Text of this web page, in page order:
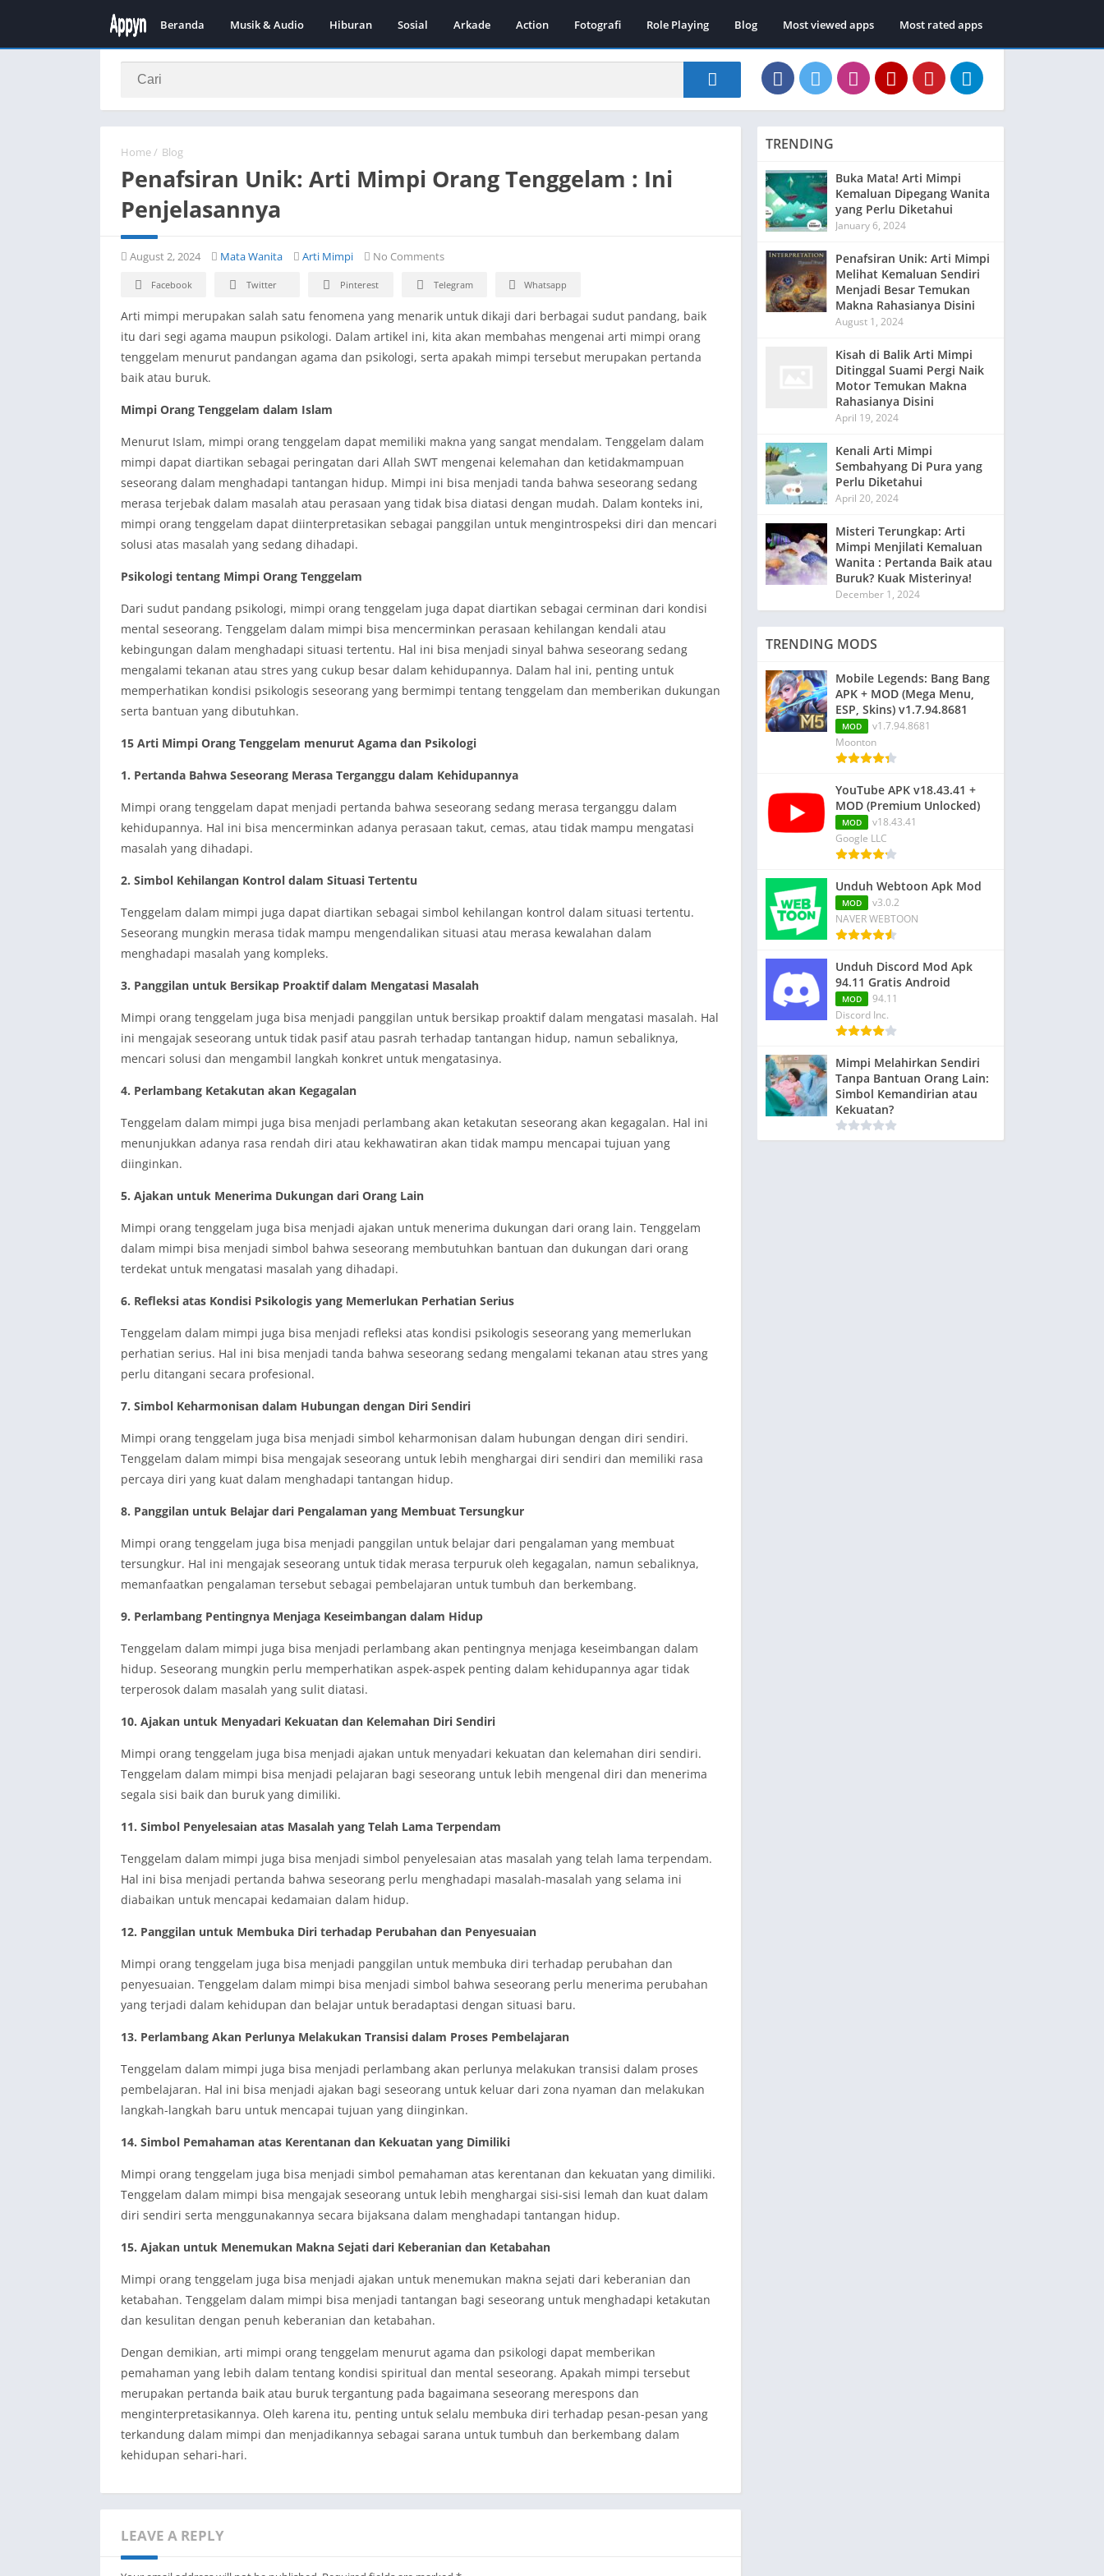
Beranda Musik & Audio Hiburan Sosial Arkade Action Fotografi Role Playing Blog Most viewed apps Most rated apps
Home / Blog
Penafsiran Unik: Arti Mimpi Orang Tenggelam : Ini
Penjelasannya
August 2, 2024 Mata Wanita Arti Mimpi No Comments
Facebook Twitter Pinterest Telegram Whatsapp
Arti mimpi merupakan salah satu fenomena yang menarik untuk dikaji dari berbagai sudut pandang, baik
itu dari segi agama maupun psikologi. Dalam artikel ini, kita akan membahas mengenai arti mimpi orang
tenggelam menurut pandangan agama dan psikologi, serta apakah mimpi tersebut merupakan pertanda
baik atau buruk.
Mimpi Orang Tenggelam dalam Islam
Menurut Islam, mimpi orang tenggelam dapat memiliki makna yang sangat mendalam. Tenggelam dalam
mimpi dapat diartikan sebagai peringatan dari Allah SWT mengenai kelemahan dan ketidakmampuan
seseorang dalam menghadapi tantangan hidup. Mimpi ini bisa menjadi tanda bahwa seseorang sedang
merasa terjebak dalam masalah atau perasaan yang tidak bisa diatasi dengan mudah. Dalam konteks ini,
mimpi orang tenggelam dapat diinterpretasikan sebagai panggilan untuk mengintrospeksi diri dan mencari
solusi atas masalah yang sedang dihadapi.
Psikologi tentang Mimpi Orang Tenggelam
Dari sudut pandang psikologi, mimpi orang tenggelam juga dapat diartikan sebagai cerminan dari kondisi
mental seseorang. Tenggelam dalam mimpi bisa mencerminkan perasaan kehilangan kendali atau
kebingungan dalam menghadapi situasi tertentu. Hal ini bisa menjadi sinyal bahwa seseorang sedang
mengalami tekanan atau stres yang cukup besar dalam kehidupannya. Dalam hal ini, penting untuk
memperhatikan kondisi psikologis seseorang yang bermimpi tentang tenggelam dan memberikan dukungan
serta bantuan yang dibutuhkan.
15 Arti Mimpi Orang Tenggelam menurut Agama dan Psikologi
1. Pertanda Bahwa Seseorang Merasa Terganggu dalam Kehidupannya
Mimpi orang tenggelam dapat menjadi pertanda bahwa seseorang sedang merasa terganggu dalam
kehidupannya. Hal ini bisa mencerminkan adanya perasaan takut, cemas, atau tidak mampu mengatasi
masalah yang dihadapi.
2. Simbol Kehilangan Kontrol dalam Situasi Tertentu
Tenggelam dalam mimpi juga dapat diartikan sebagai simbol kehilangan kontrol dalam situasi tertentu.
Seseorang mungkin merasa tidak mampu mengendalikan situasi atau merasa kewalahan dalam
menghadapi masalah yang kompleks.
3. Panggilan untuk Bersikap Proaktif dalam Mengatasi Masalah
Mimpi orang tenggelam juga bisa menjadi panggilan untuk bersikap proaktif dalam mengatasi masalah. Hal
ini mengajak seseorang untuk tidak pasif atau pasrah terhadap tantangan hidup, namun sebaliknya,
mencari solusi dan mengambil langkah konkret untuk mengatasinya.
4. Perlambang Ketakutan akan Kegagalan
Tenggelam dalam mimpi juga bisa menjadi perlambang akan ketakutan seseorang akan kegagalan. Hal ini
menunjukkan adanya rasa rendah diri atau kekhawatiran akan tidak mampu mencapai tujuan yang
diinginkan.
5. Ajakan untuk Menerima Dukungan dari Orang Lain
Mimpi orang tenggelam juga bisa menjadi ajakan untuk menerima dukungan dari orang lain. Tenggelam
dalam mimpi bisa menjadi simbol bahwa seseorang membutuhkan bantuan dan dukungan dari orang
terdekat untuk mengatasi masalah yang dihadapi.
6. Refleksi atas Kondisi Psikologis yang Memerlukan Perhatian Serius
Tenggelam dalam mimpi juga bisa menjadi refleksi atas kondisi psikologis seseorang yang memerlukan
perhatian serius. Hal ini bisa menjadi tanda bahwa seseorang sedang mengalami tekanan atau stres yang
perlu ditangani secara profesional.
7. Simbol Keharmonisan dalam Hubungan dengan Diri Sendiri
Mimpi orang tenggelam juga bisa menjadi simbol keharmonisan dalam hubungan dengan diri sendiri.
Tenggelam dalam mimpi bisa mengajak seseorang untuk lebih menghargai diri sendiri dan memiliki rasa
percaya diri yang kuat dalam menghadapi tantangan hidup.
8. Panggilan untuk Belajar dari Pengalaman yang Membuat Tersungkur
Mimpi orang tenggelam juga bisa menjadi panggilan untuk belajar dari pengalaman yang membuat
tersungkur. Hal ini mengajak seseorang untuk tidak merasa terpuruk oleh kegagalan, namun sebaliknya,
memanfaatkan pengalaman tersebut sebagai pembelajaran untuk tumbuh dan berkembang.
9. Perlambang Pentingnya Menjaga Keseimbangan dalam Hidup
Tenggelam dalam mimpi juga bisa menjadi perlambang akan pentingnya menjaga keseimbangan dalam
hidup. Seseorang mungkin perlu memperhatikan aspek-aspek penting dalam kehidupannya agar tidak
terperosok dalam masalah yang sulit diatasi.
10. Ajakan untuk Menyadari Kekuatan dan Kelemahan Diri Sendiri
Mimpi orang tenggelam juga bisa menjadi ajakan untuk menyadari kekuatan dan kelemahan diri sendiri.
Tenggelam dalam mimpi bisa menjadi pelajaran bagi seseorang untuk lebih mengenal diri dan menerima
segala sisi baik dan buruk yang dimiliki.
11. Simbol Penyelesaian atas Masalah yang Telah Lama Terpendam
Tenggelam dalam mimpi juga bisa menjadi simbol penyelesaian atas masalah yang telah lama terpendam.
Hal ini bisa menjadi pertanda bahwa seseorang perlu menghadapi masalah-masalah yang selama ini
diabaikan untuk mencapai kedamaian dalam hidup.
12. Panggilan untuk Membuka Diri terhadap Perubahan dan Penyesuaian
Mimpi orang tenggelam juga bisa menjadi panggilan untuk membuka diri terhadap perubahan dan
penyesuaian. Tenggelam dalam mimpi bisa menjadi simbol bahwa seseorang perlu menerima perubahan
yang terjadi dalam kehidupan dan belajar untuk beradaptasi dengan situasi baru.
13. Perlambang Akan Perlunya Melakukan Transisi dalam Proses Pembelajaran
Tenggelam dalam mimpi juga bisa menjadi perlambang akan perlunya melakukan transisi dalam proses
pembelajaran. Hal ini bisa menjadi ajakan bagi seseorang untuk keluar dari zona nyaman dan melakukan
langkah-langkah baru untuk mencapai tujuan yang diinginkan.
14. Simbol Pemahaman atas Kerentanan dan Kekuatan yang Dimiliki
Mimpi orang tenggelam juga bisa menjadi simbol pemahaman atas kerentanan dan kekuatan yang dimiliki.
Tenggelam dalam mimpi bisa mengajak seseorang untuk lebih menghargai sisi-sisi lemah dan kuat dalam
diri sendiri serta menggunakannya secara bijaksana dalam menghadapi tantangan hidup.
15. Ajakan untuk Menemukan Makna Sejati dari Keberanian dan Ketabahan
Mimpi orang tenggelam juga bisa menjadi ajakan untuk menemukan makna sejati dari keberanian dan
ketabahan. Tenggelam dalam mimpi bisa menjadi tantangan bagi seseorang untuk menghadapi ketakutan
dan kesulitan dengan penuh keberanian dan ketabahan.
Dengan demikian, arti mimpi orang tenggelam menurut agama dan psikologi dapat memberikan
pemahaman yang lebih dalam tentang kondisi spiritual dan mental seseorang. Apakah mimpi tersebut
merupakan pertanda baik atau buruk tergantung pada bagaimana seseorang merespons dan
menginterpretasikannya. Oleh karena itu, penting untuk selalu membuka diri terhadap pesan-pesan yang
terkandung dalam mimpi dan menjadikannya sebagai sarana untuk tumbuh dan berkembang dalam
kehidupan sehari-hari.
LEAVE A REPLY
TRENDING
Buka Mata! Arti Mimpi
Kemaluan Dipegang Wanita
yang Perlu Diketahui
January 6, 2024
Penafsiran Unik: Arti Mimpi
Melihat Kemaluan Sendiri
Menjadi Besar Temukan
Makna Rahasianya Disini
August 1, 2024
Kisah di Balik Arti Mimpi
Ditinggal Suami Pergi Naik
Motor Temukan Makna
Rahasianya Disini
April 19, 2024
Kenali Arti Mimpi
Sembahyang Di Pura yang
Perlu Diketahui
April 20, 2024
Misteri Terungkap: Arti
Mimpi Menjilati Kemaluan
Wanita : Pertanda Baik atau
Buruk? Kuak Misterinya!
December 1, 2024
TRENDING MODS
Mobile Legends: Bang Bang
APK + MOD (Mega Menu,
ESP, Skins) v1.7.94.8681
MOD
v1.7.94.8681
Moonton
YouTube APK v18.43.41 +
MOD (Premium Unlocked)
MOD
v18.43.41
Google LLC
Unduh Webtoon Apk Mod
MOD
v3.0.2
NAVER WEBTOON
Unduh Discord Mod Apk
94.11 Gratis Android
MOD
94.11
Discord Inc.
Mimpi Melahirkan Sendiri
Tanpa Bantuan Orang Lain:
Simbol Kemandirian atau
Kekuatan?